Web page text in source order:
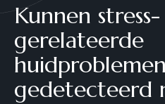
Kunnen stress-
gerelateerde
gedetecteerd